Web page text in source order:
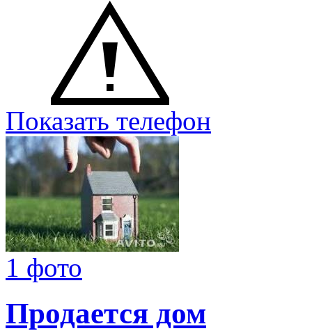
Показать телефон
1 фото
Продается дом